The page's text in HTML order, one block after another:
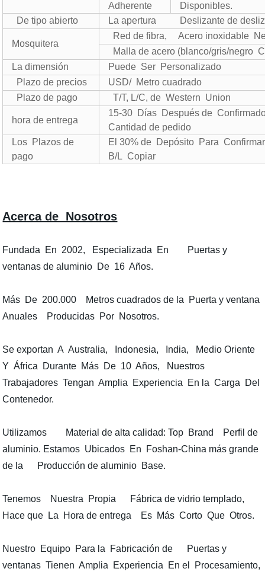
Adherente
Disponibles.
De tipo abierto
La apertura Deslizante de
Mosquitera
Red de fibra, Acero inoxidable
Malla de acero (blanco/gris/negro
La dimensión
Puede Ser Personalizado
Plazo de precios
USD/ Metro cuadrado
Plazo de pago
T/T, L/C, de Western Union
hora de entrega
15-30 Días Después de
Cantidad de pedido
Los Plazos de
pago
El 30% de Depósito Para
B/L Copiar
Acerca de Nosotros
Fundada En 2002, Especializada En Puertas y
ventanas de aluminio De 16 Años.
Más De 200.000 Metros cuadrados de la Puerta y ventana
Anuales Producidas Por Nosotros.
Se exportan A Australia, Indonesia, India, Medio Oriente
Y África Durante Más De 10 Años, Nuestros
Trabajadores Tengan Amplia Experiencia En la Carga Del
Contenedor.
Utilizamos Material de alta calidad: Top Brand Perfil de
aluminio. Estamos Ubicados En Foshan-China más grande
de la Producción de aluminio Base.
Tenemos Nuestra Propia Fábrica de vidrio templado,
Hace que La Hora de entrega Es Más Corto Que Otros.
Nuestro Equipo Para la Fabricación de Puertas y
ventanas Tienen Amplia Experiencia En el Procesamiento,